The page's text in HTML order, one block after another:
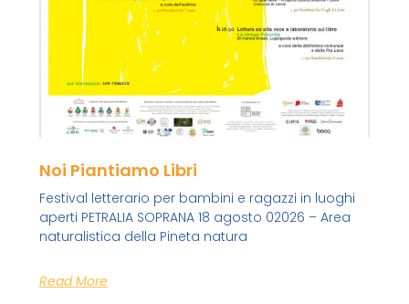
Noi Piantiamo Libri
Festival letterario per bambini e ragazzi in luoghi
aperti PETRALIA SOPRANA 18 agosto 02026 – Area
naturalistica della Pineta natura
Read More